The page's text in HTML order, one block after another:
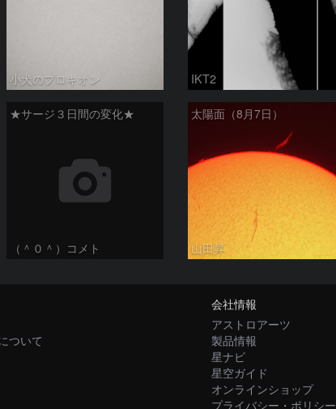
小犬のプロキオン IKT2
★サージ３日間の変化★
（＾０＾）コメト
太陽面（8月7日）
山田昇
ついて
会社情報
アストロアーツ
製品情報
星ナビ
星空ガイド
オンラインショップ
プライバシー・ポリシー